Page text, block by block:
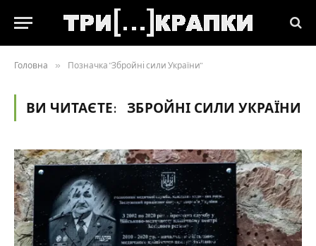
Головна » Позначка "Збройні сили України"
ВИ ЧИТАЄТЕ: ЗБРОЙНІ СИЛИ УКРАЇНИ